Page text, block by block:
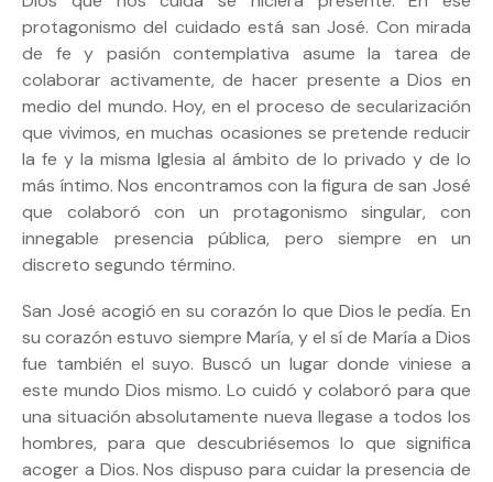
protagonismo del cuidado está san José. Con mirada
de fe y pasión contemplativa asume la tarea de
colaborar activamente, de hacer presente a Dios en
medio del mundo. Hoy, en el proceso de secularización
que vivimos, en muchas ocasiones se pretende reducir
la fe y la misma Iglesia al ámbito de lo privado y de lo
más íntimo. Nos encontramos con la figura de san José
que colaboró con un protagonismo singular, con
innegable presencia pública, pero siempre en un
discreto segundo término.
San José acogió en su corazón lo que Dios le pedía. En
su corazón estuvo siempre María, y el sí de María a Dios
fue también el suyo. Buscó un lugar donde viniese a
este mundo Dios mismo. Lo cuidó y colaboró para que
una situación absolutamente nueva llegase a todos los
hombres, para que descubriésemos lo que significa
acoger a Dios. Nos dispuso para cuidar la presencia de